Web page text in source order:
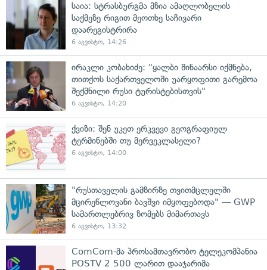
საია: სტრასბურგმა მზია ამაღლობელის
საქმეზე რიგით მეოთხე საჩივარი
დაარეგისტრირა
6 აგვისტო, 14:26
ირაკლი კობახიძე: "ყალბი შინაარსი იქმნება,
თითქოს საქართველოში უარყოფითი გარემოა
შექმნილი რუსი ტურისტებისთვის"
6 აგვისტო, 14:20
ქვიზი: შენ უკეთ ერკვევი გეოგრაფიულ
ტერმინებში თუ მერვეკლასელი?
6 აგვისტო, 14:00
"რუსთაველის გამზირზე თვითმცლელში
მცირეწლოვანი ბავშვი იმყოფებოდა" — GWP
სამართლებრივ ზომებს მიმართავს
6 აგვისტო, 13:32
ComCom-მა პროსამთავრობო ტელეკომპანია
POSTV 2 500 ლარით დააჯარიმა